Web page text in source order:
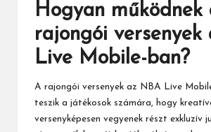
Hogyan működnek
rajongói versenyek
Live Mobile-ban?
A rajongói versenyek az NBA Live
teszik a játékosok számára, hogy
versenyképesen vegyenek részt exkluzív